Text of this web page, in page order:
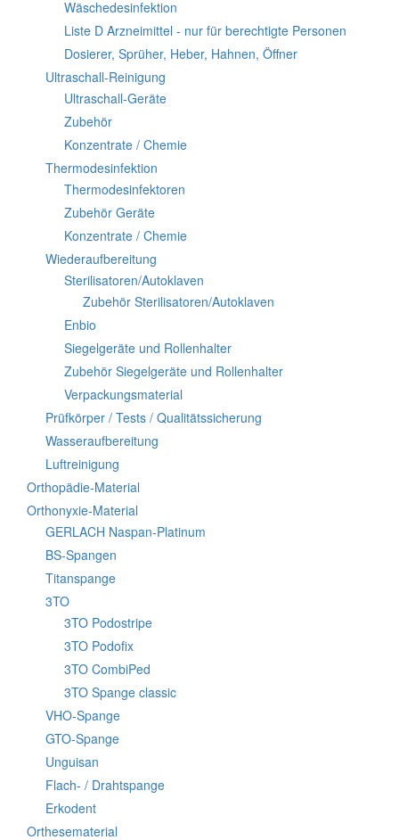
Wäschedesinfektion
Liste D Arzneimittel - nur für berechtigte Personen
Dosierer, Sprüher, Heber, Hahnen, Öffner
Ultraschall-Reinigung
Ultraschall-Geräte
Zubehör
Konzentrate / Chemie
Thermodesinfektion
Thermodesinfektoren
Zubehör Geräte
Konzentrate / Chemie
Wiederaufbereitung
Sterilisatoren/Autoklaven
Zubehör Sterilisatoren/Autoklaven
Enbio
Siegelgeräte und Rollenhalter
Zubehör Siegelgeräte und Rollenhalter
Verpackungsmaterial
Prüfkörper / Tests / Qualitätssicherung
Wasseraufbereitung
Luftreinigung
Orthopädie-Material
Orthonyxie-Material
GERLACH Naspan-Platinum
BS-Spangen
Titanspange
3TO
3TO Podostripe
3TO Podofix
3TO CombiPed
3TO Spange classic
VHO-Spange
GTO-Spange
Unguisan
Flach- / Drahtspange
Erkodent
Orthesematerial